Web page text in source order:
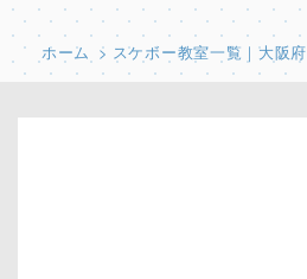
ホーム スケボー教室一覧｜大阪府